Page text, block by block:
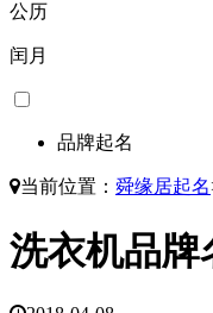
公历
闰月
品牌起名
当前位置： 舜缘居起名
洗衣机品牌